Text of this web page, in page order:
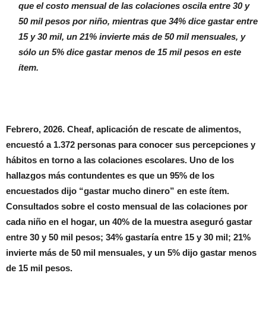
Educación
que el costo mensual de las colaciones oscila entre 30 y
50 mil pesos por niño, mientras que 34% dice gastar entre
15 y 30 mil, un 21% invierte más de 50 mil mensuales, y
sólo un 5% dice gastar menos de 15 mil pesos en este
ítem.
Febrero, 2026. Cheaf, aplicación de rescate de alimentos,
encuestó a 1.372 personas para conocer sus percepciones y
hábitos en torno a las colaciones escolares. Uno de los
hallazgos más contundentes es que un 95% de los
encuestados dijo “gastar mucho dinero” en este ítem.
Consultados sobre el costo mensual de las colaciones por
cada niño en el hogar, un 40% de la muestra aseguró gastar
entre 30 y 50 mil pesos; 34% gastaría entre 15 y 30 mil; 21%
invierte más de 50 mil mensuales, y un 5% dijo gastar menos
de 15 mil pesos.